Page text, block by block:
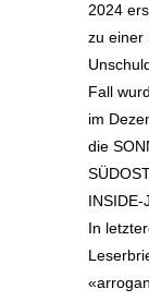
2024
zu einer
Fall
im
die
In